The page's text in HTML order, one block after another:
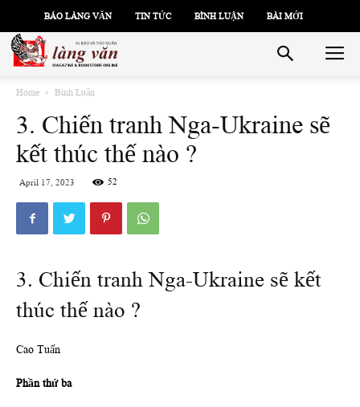
BÁO LÀNG VĂN TIN TỨC BÌNH LUẬN BÀI MỚI
Home Bình Luận
3. Chiến tranh Nga-Ukraine sẽ
kết thúc thế nào ?
April 17, 2023 52
3. Chiến tranh Nga-Ukraine sẽ kết
thúc thế nào ?
Cao Tuấn
Phần thứ ba